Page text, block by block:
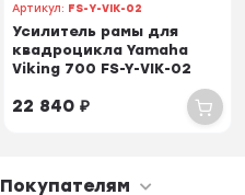
Артикул: FS-Y-VIK-02
Усилитель рамы для
квадроцикла Yamaha
Viking 700 FS-Y-VIK-02
22 840₽
Покупателям